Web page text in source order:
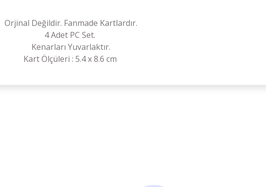
Orjinal Değildir. Fanmade Kartlardır.
4 Adet PC Set.
Kenarları Yuvarlaktır.
Kart Ölçüleri : 5.4 x 8.6 cm